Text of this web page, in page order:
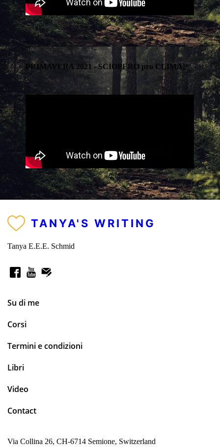
PRIMAVERA 2021 - SCIOPERO pro CLIMA!
TANYA'S WRITING
Tanya E.E.E. Schmid
Via Collina 26, CH-6714 Semione, Switzerland
Su di me
Corsi
Termini e condizioni
Libri
Video
Contact